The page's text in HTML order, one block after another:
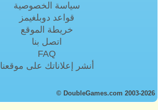
سياسة الخصوصية
قواعد دوبلغيمز
خريطة الموقع
اتصل بنا
FAQ
أنشر إعلاناتك على موقعنا
© DoubleGames.com 2003-2026